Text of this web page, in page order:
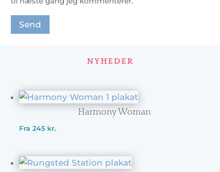
NYHEDER
Harmony Woman
Fra245 kr.